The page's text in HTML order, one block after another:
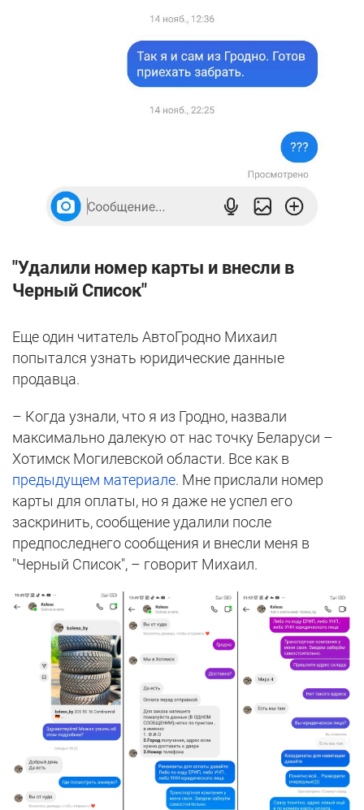
"Удалили номер карты и внесли в
Черный Список"
Еще один читатель АвтоГродно Михаил
попытался узнать юридические данные
продавца.
– Когда узнали, что я из Гродно, назвали
максимально далекую от нас точку Беларуси –
Хотимск Могилевской области. Все как в
предыдущем материале. Мне прислали номер
карты для оплаты, но я даже не успел его
заскринить, сообщение удалили после
предпоследнего сообщения и внесли меня в
"Черный Список", – говорит Михаил.